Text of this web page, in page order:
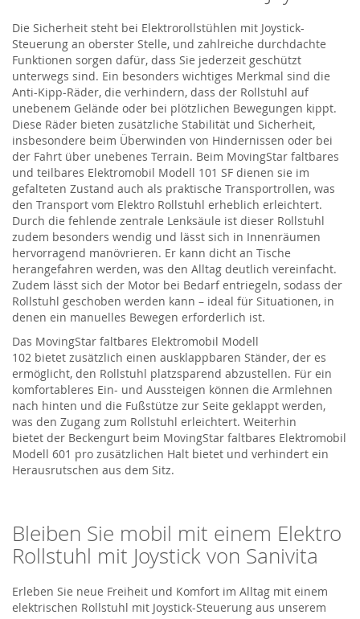
Die Sicherheit steht bei Elektrorollstühlen mit Joystick-
Steuerung an oberster Stelle, und zahlreiche durchdachte
Funktionen sorgen dafür, dass Sie jederzeit geschützt
unterwegs sind. Ein besonders wichtiges Merkmal sind die
Anti-Kipp-Räder, die verhindern, dass der Rollstuhl auf
unebenem Gelände oder bei plötzlichen Bewegungen kippt.
Diese Räder bieten zusätzliche Stabilität und Sicherheit,
insbesondere beim Überwinden von Hindernissen oder bei
der Fahrt über unebenes Terrain. Beim MovingStar faltbares
und teilbares Elektromobil Modell 101 SF dienen sie im
gefalteten Zustand auch als praktische Transportrollen, was
den Transport vom Elektro Rollstuhl erheblich erleichtert.
Durch die fehlende zentrale Lenksäule ist dieser Rollstuhl
zudem besonders wendig und lässt sich in Innenräumen
hervorragend manövrieren. Er kann dicht an Tische
herangefahren werden, was den Alltag deutlich vereinfacht.
Zudem lässt sich der Motor bei Bedarf entriegeln, sodass der
Rollstuhl geschoben werden kann – ideal für Situationen, in
denen ein manuelles Bewegen erforderlich ist.
Das MovingStar faltbares Elektromobil Modell
102 bietet zusätzlich einen ausklappbaren Ständer, der es
ermöglicht, den Rollstuhl platzsparend abzustellen. Für ein
komfortableres Ein- und Aussteigen können die Armlehnen
nach hinten und die Fußstütze zur Seite geklappt werden,
was den Zugang zum Rollstuhl erleichtert. Weiterhin
bietet der Beckengurt beim MovingStar faltbares Elektromobil
Modell 601 pro zusätzlichen Halt bietet und verhindert ein
Herausrutschen aus dem Sitz.
Bleiben Sie mobil mit einem Elektro
Rollstuhl mit Joystick von Sanivita
Erleben Sie neue Freiheit und Komfort im Alltag mit einem
elektrischen Rollstuhl mit Joystick-Steuerung aus unserem